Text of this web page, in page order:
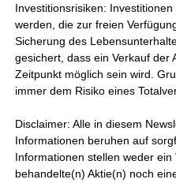
Investitionsrisiken:
werden, die zur freien
Sicherung des
gesichert, dass ein Verkauf der
Zeitpunkt möglich sein wird.
immer dem Risiko eines
Disclaimer: Alle in diesem
Informationen beruhen auf
Informationen stellen weder
behandelte(n) Aktie(n) noch